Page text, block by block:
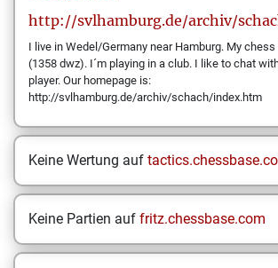
http://svlhamburg.de/archiv/
I live in Wedel/Germany near Hamburg. My
(1358 dwz). I´m playing in a club. I like to chat
player. Our homepage is:
http://svlhamburg.de/archiv/schach/index.htm
Keine Wertung auf
Keine Partien auf fritz.chessbase.com